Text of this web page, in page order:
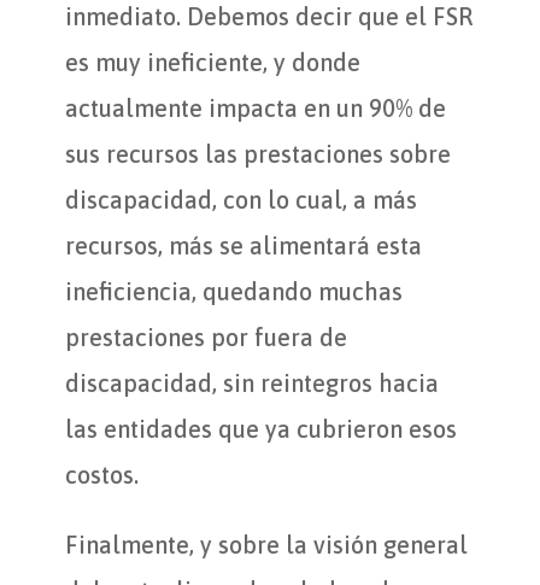
inmediato. Debemos decir que el FSR
es muy ineficiente, y donde
actualmente impacta en un 90% de
sus recursos las prestaciones sobre
discapacidad, con lo cual, a más
recursos, más se alimentará esta
ineficiencia, quedando muchas
prestaciones por fuera de
discapacidad, sin reintegros hacia
las entidades que ya cubrieron esos
costos.
Finalmente, y sobre la visión general